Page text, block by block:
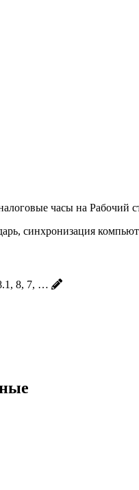
часы на Рабочий
синхронизация
8, 7, …